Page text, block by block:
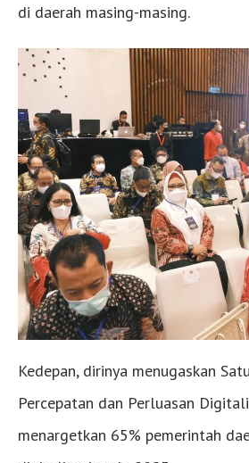
di daerah masing-masing.
Kedepan, dirinya menugaskan
Percepatan dan Perluasan
menargetkan 65% pemerintah